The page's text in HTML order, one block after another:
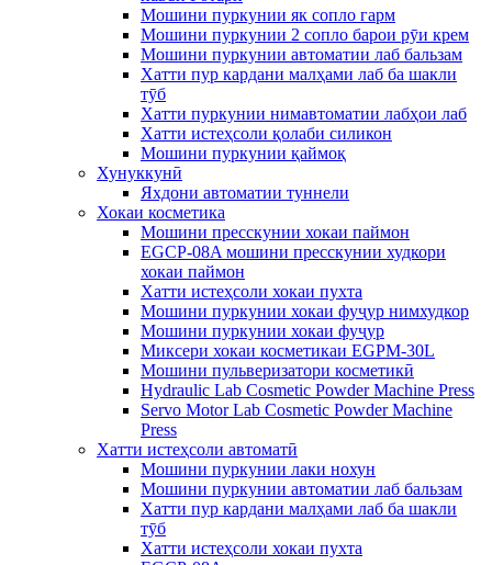
Мошини пуркунии як сопло гарм
Мошини пуркунии 2 сопло барои рӯи крем
Мошини пуркунии автоматии лаб бальзам
Хатти пур кардани малҳами лаб ба шакли
тӯб
Хатти пуркунии нимавтоматии лабҳои лаб
Хатти истеҳсоли қолаби силикон
Мошини пуркунии қаймоқ
Хунуккунӣ
Яхдони автоматии туннели
Хокаи косметика
Мошини пресскунии хокаи паймон
EGCP-08A мошини пресскунии худкори
хокаи паймон
Хатти истеҳсоли хокаи пухта
Мошини пуркунии хокаи фуҷур нимхудкор
Мошини пуркунии хокаи фуҷур
Миксери хокаи косметикаи EGPM-30L
Мошини пульверизатори косметикӣ
Hydraulic Lab Cosmetic Powder Machine Press
Servo Motor Lab Cosmetic Powder Machine
Press
Хатти истеҳсоли автоматӣ
Мошини пуркунии лаки нохун
Мошини пуркунии автоматии лаб бальзам
Хатти пур кардани малҳами лаб ба шакли
тӯб
Хатти истеҳсоли хокаи пухта